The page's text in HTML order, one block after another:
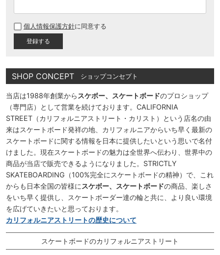
須
個人情報保護方針に同意する
SHOP CONCEPT ショップコンセプト
当店は1988年創業から スケボー、スケートボードのプロショップ
（専門店）として営業を続けております。CALIFORNIA
STREET（カリフォルニアストリート・カリスト）という店名の由
来はスケートボード発祥の地、カリフォルニアからいち早く最新の
スケートボードに関する情報を日本に提供したいという思いで名付
けました。現在スケートボードの魅力は全世界へ伝わり、世界中の
商品が当店で販売できるようになりました。STRICTLY
SKATEBOARDING（100%完全にスケートボードの精神）で、これ
からも日本全国の皆様に スケボー、スケートボードの商品、楽しさ
をいち早く提供し、スケートボーダー達の輪と共に、より良い環境
を広げていきたいと思っております。
カリフォルニアストリートの歴史について
スケートボードのカリフォルニアストリート